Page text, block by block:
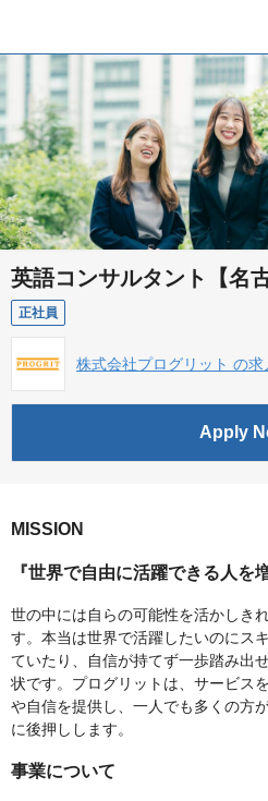
英語コンサルタント【名古
正社員
株式会社プログリット の求
Apply
MISSION
『世界で自由に活躍できる人を
世の中には自らの可能性を活かしき
す。本当は世界で活躍したいのにス
ていたり、自信が持てず一歩踏み出
状です。プログリットは、サービス
や自信を提供し、一人でも多くの方
に後押しします。
事業について